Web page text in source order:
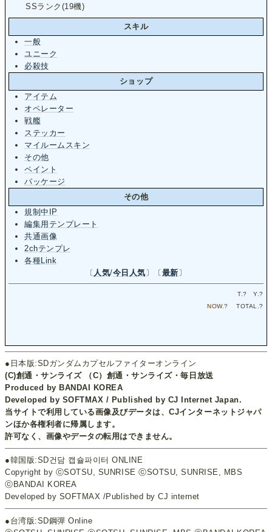
SSランク(19機)
スキル
一般
ユニーク
必殺技
ショップ
アイテム
オペレーター
戦艦
ステッカー
マイルームスキン
その他
ペイント
パッケージ
その他
規制中IP
編集用テンプレート
共通画像
2chテンプレ
各種Link
〔 人気/今日人気 〕〔 最新 〕
T.? Y.?
NOW.? TOTAL.?
●日本版:SDガンダムカプセルファイターオンライン
(C)創通・サンライズ （C）創通・サンライズ・毎日放送
Produced by BANDAI KOREA
Developed by SOFTMAX / Published by CJ Internet Japan.
当サイトで利用している画像及びデータは、CJインターネットジャパ
ンほか各権利者に帰属します。
許可なく、画像やデータの転用はできません。
●韓国版:SD건담 캡슐파이터 ONLINE
Copyright by ⓒSOTSU, SUNRISE ⓒSOTSU, SUNRISE, MBS
ⓒBANDAI KOREA
Developed by SOFTMAX /Published by CJ internet
●台湾版:SD鋼彈 Online